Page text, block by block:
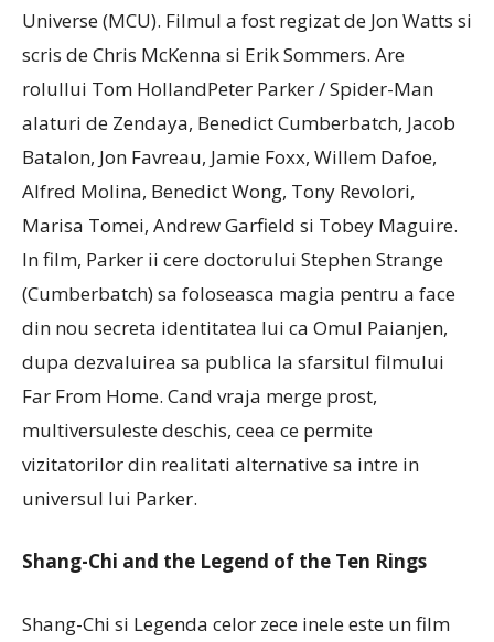
Universe (MCU). Filmul a fost regizat de Jon Watts si
scris de Chris McKenna si Erik Sommers. Are
rolullui Tom HollandPeter Parker / Spider-Man
alaturi de Zendaya, Benedict Cumberbatch, Jacob
Batalon, Jon Favreau, Jamie Foxx, Willem Dafoe,
Alfred Molina, Benedict Wong, Tony Revolori,
Marisa Tomei, Andrew Garfield si Tobey Maguire.
In film, Parker ii cere doctorului Stephen Strange
(Cumberbatch) sa foloseasca magia pentru a face
din nou secreta identitatea lui ca Omul Paianjen,
dupa dezvaluirea sa publica la sfarsitul filmului
Far From Home. Cand vraja merge prost,
multiversuleste deschis, ceea ce permite
vizitatorilor din realitati alternative sa intre in
universul lui Parker.
Shang-Chi and the Legend of the Ten Rings
Shang-Chi si Legenda celor zece inele este un film